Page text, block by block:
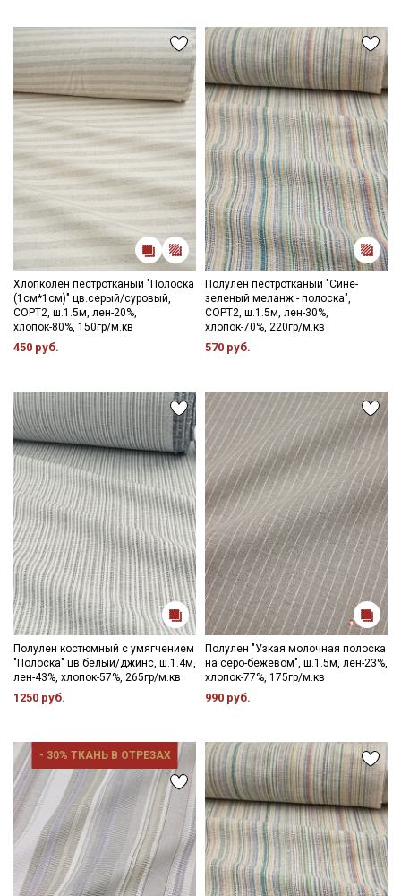
Хлопколен пестротканый "Полоска
(1см*1см)" цв.серый/суровый,
СОРТ2, ш.1.5м, лен-20%,
хлопок-80%, 150гр/м.кв
450 руб.
Полулен пестротканый "Сине-
зеленый меланж - полоска",
СОРТ2, ш.1.5м, лен-30%,
хлопок-70%, 220гр/м.кв
570 руб.
Полулен костюмный с умягчением
"Полоска" цв.белый/джинс, ш.1.4м,
лен-43%, хлопок-57%, 265гр/м.кв
1250 руб.
Полулен "Узкая молочная полоска
на серо-бежевом", ш.1.5м, лен-23%,
хлопок-77%, 175гр/м.кв
990 руб.
- 30% ТКАНЬ В ОТРЕЗАХ
промокоды и скидки до 30% на узкие
категории тканей
Электронная почта
Подписаться
Ознакомлен(а) сПолитикой обработки персональных
данных
и даю Согласие на обработку персональных
данных
ДаюСогласие на получение рекламных и
информационных рассылок